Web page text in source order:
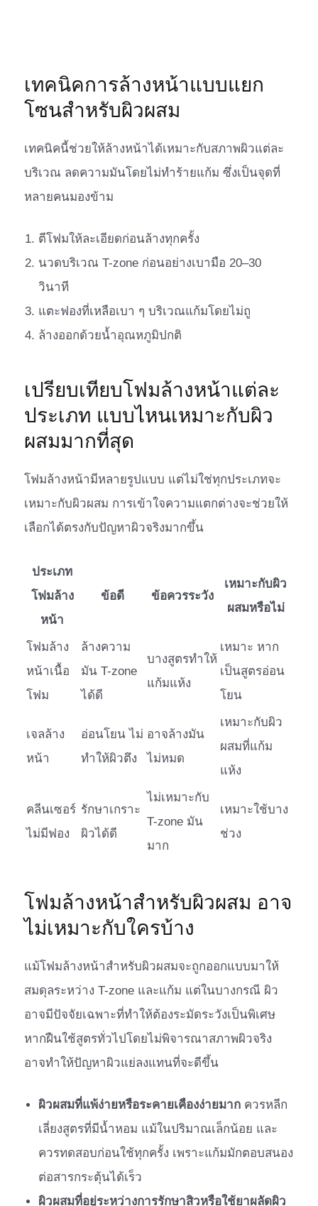
เทคนิคการล้างหน้าแบบแยก
โซนสำหรับผิวผสม
เทคนิคนี้ช่วยให้ล้างหน้าได้เหมาะกับสภาพผิวแต่ละ
บริเวณ ลดความมันโดยไม่ทำร้ายแก้ม ซึ่งเป็นจุดที่
หลายคนมองข้าม
ตีโฟมให้ละเอียดก่อนล้างทุกครั้ง
นวดบริเวณ T-zone ก่อนอย่างเบามือ 20–30
วินาที
แตะฟองที่เหลือเบา ๆ บริเวณแก้มโดยไม่ถู
ล้างออกด้วยน้ำอุณหภูมิปกติ
เปรียบเทียบโฟมล้างหน้าแต่ละ
ประเภท แบบไหนเหมาะกับผิว
ผสมมากที่สุด
โฟมล้างหน้ามีหลายรูปแบบ แต่ไม่ใช่ทุกประเภทจะ
เหมาะกับผิวผสม การเข้าใจความแตกต่างจะช่วยให้
เลือกได้ตรงกับปัญหาผิวจริงมากขึ้น
ประเภท
โฟมล้าง
หน้า
ข้อดี ข้อควรระวัง
เหมาะกับผิว
ผสมหรือไม่
โฟมล้าง
หน้าเนื้อ
โฟม
ล้างความ
มัน T-zone
ได้ดี
บางสูตรทำให้
แก้มแห้ง
เหมาะ หาก
เป็นสูตรอ่อน
โยน
เจลล้าง
หน้า
อ่อนโยน ไม่
ทำให้ผิวตึง
อาจล้างมัน
ไม่หมด
เหมาะกับผิว
ผสมที่แก้ม
แห้ง
คลีนเซอร์
ไม่มีฟอง
รักษาเกราะ
ผิวได้ดี
ไม่เหมาะกับ
T-zone มัน
มาก
เหมาะใช้บาง
ช่วง
โฟมล้างหน้าสำหรับผิวผสม อาจ
ไม่เหมาะกับใครบ้าง
แม้โฟมล้างหน้าสำหรับผิวผสมจะถูกออกแบบมาให้
สมดุลระหว่าง T-zone และแก้ม แต่ในบางกรณี ผิว
อาจมีปัจจัยเฉพาะที่ทำให้ต้องระมัดระวังเป็นพิเศษ
หากฝืนใช้สูตรทั่วไปโดยไม่พิจารณาสภาพผิวจริง
อาจทำให้ปัญหาผิวแย่ลงแทนที่จะดีขึ้น
ผิวผสมที่แพ้ง่ายหรือระคายเคืองง่ายมาก ควรหลีก
เลี่ยงสูตรที่มีน้ำหอม แม้ในปริมาณเล็กน้อย และ
ควรทดสอบก่อนใช้ทุกครั้ง เพราะแก้มมักตอบสนอง
ต่อสารกระตุ้นได้เร็ว
ผิวผสมที่อยู่ระหว่างการรักษาสิวหรือใช้ยาผลัดผิว